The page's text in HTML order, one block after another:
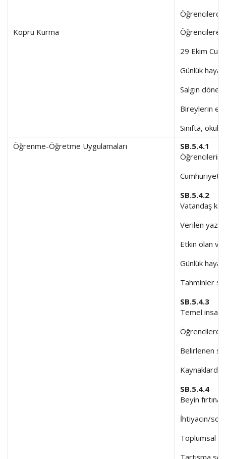
Köprü Kurma
Öğrencilere
29 Ekim
Günlük
Salgın
Bireylerin
Sınıfta,
Öğrenme-Öğretme Uygulamaları
SB.5.4.1
Öğrencilerin
Cumhuriyet
SB.5.4.2
Vatandaş
Verilen
Etkin olan ve
Günlük
Tahminler
SB.5.4.3
Temel insan
Belirlenen
SB.5.4.4
Beyin
İhtiyacın/
Toplumsal
Tartışma